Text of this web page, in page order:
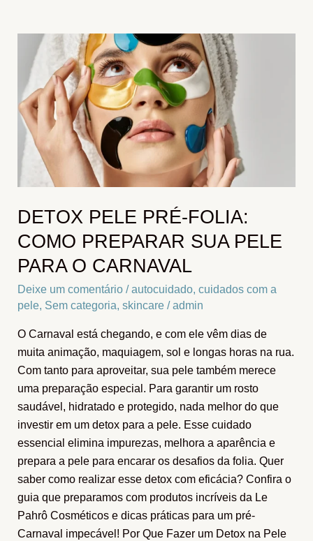
DETOX PELE PRÉ-FOLIA:
COMO PREPARAR SUA PELE
PARA O CARNAVAL
Deixe um comentário /autocuidado,cuidados com a
pele, Sem categoria,skincare /admin
O Carnaval está chegando, e com ele vêm dias de
muita animação, maquiagem, sol e longas horas na rua.
Com tanto para aproveitar, sua pele também merece
uma preparação especial. Para garantir um rosto
saudável, hidratado e protegido, nada melhor do que
investir em um detox para a pele. Esse cuidado
essencial elimina impurezas, melhora a aparência e
prepara a pele para encarar os desafios da folia. Quer
saber como realizar esse detox com eficácia? Confira o
guia que preparamos com produtos incríveis da Le
Pahrô Cosméticos e dicas práticas para um pré-
Carnaval impecável! Por Que Fazer um Detox na Pele
Detox
Pele
Pré-
Folia:
Como
Preparar
Sua
Para
Carnaval